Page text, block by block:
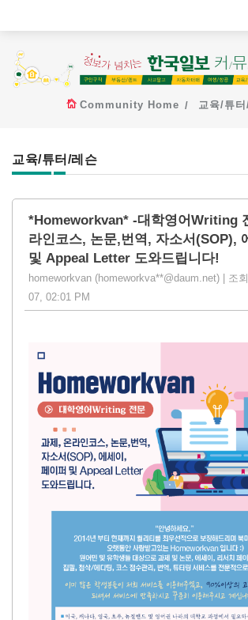
Community Home 교육/튜
교육/튜터/레슨
*Homeworkvan* -대학영어Writing
라인코스, 논문,번역, 자소서(SOP),
및 Appeal Letter 도와드립니다!
homeworkvan (homeworkva**@daum.net) | 조
07, 02:01 PM